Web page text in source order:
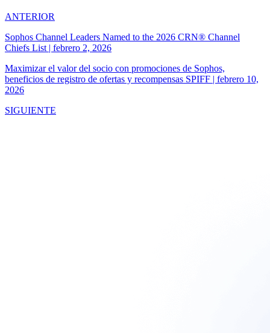
ANTERIOR
Sophos Channel Leaders Named to the 2026 CRN® Channel
Chiefs List | febrero 2, 2026
Maximizar el valor del socio con promociones de Sophos,
beneficios de registro de ofertas y recompensas SPIFF | febrero 10,
2026
SIGUIENTE